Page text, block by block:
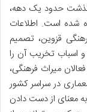
گذشت حدود یک دهه،
شده است. اطلاعات
قزوین، تصمیم
و اسباب تخریب آن را
میراث فرهنگی،
در سراسر کشور
معنای از دست دادن